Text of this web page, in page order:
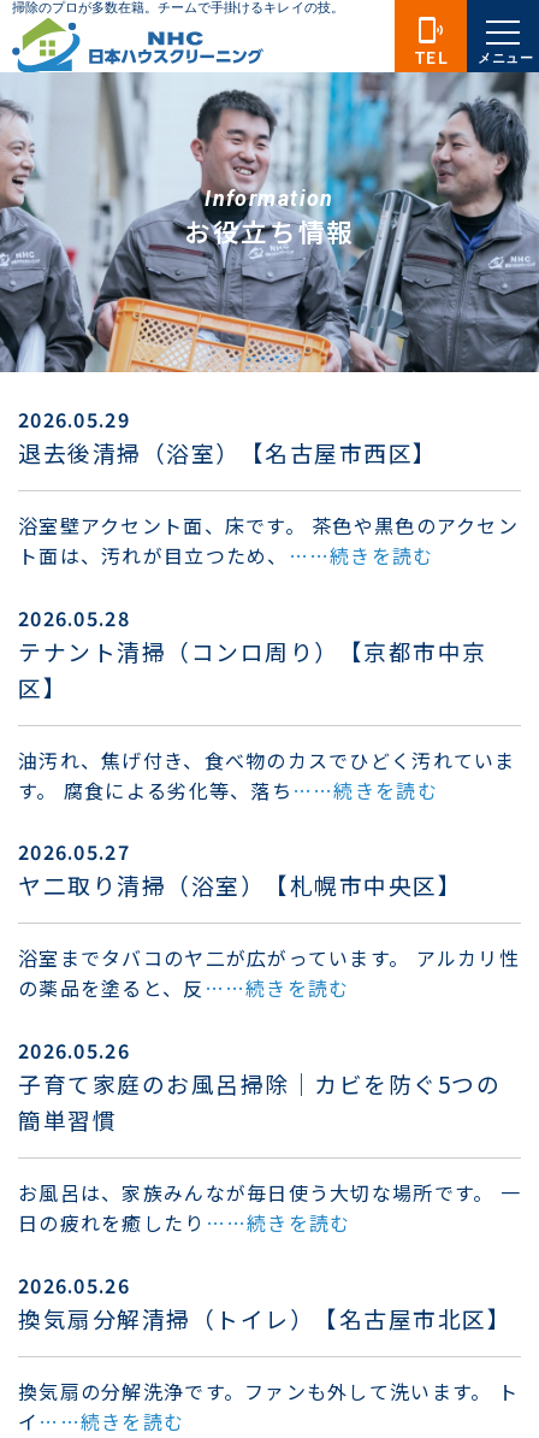
Information
お役立ち情報
2026.05.29
退去後清掃（浴室）【名古屋市西区】
浴室壁アクセント面、床です。 茶色や黒色のアクセン
ト面は、汚れが目立つため、 ……続きを読む
2026.05.28
テナント清掃（コンロ周り）【京都市中京
区】
油汚れ、焦げ付き、食べ物のカスでひどく汚れていま
す。 腐食による劣化等、落ち ……続きを読む
2026.05.27
ヤ二取り清掃（浴室）【札幌市中央区】
浴室までタバコのヤ二が広がっています。 アルカリ性
の薬品を塗ると、反 ……続きを読む
2026.05.26
子育て家庭のお風呂掃除｜カビを防ぐ5つの
簡単習慣
お風呂は、家族みんなが毎日使う大切な場所です。 一
日の疲れを癒したり ……続きを読む
2026.05.26
換気扇分解清掃（トイレ）【名古屋市北区】
換気扇の分解洗浄です。ファンも外して洗います。 ト
イ ……続きを読む
phonelink_ring
TEL メニュー